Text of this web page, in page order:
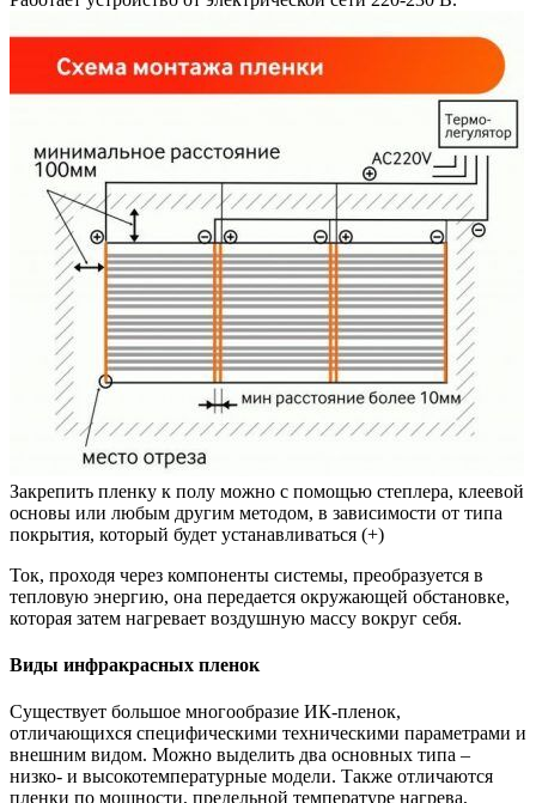
Закрепить пленку к полу можно с помощью степлера, клеевой
основы или любым другим методом, в зависимости от типа
покрытия, который будет устанавливаться (+)
Ток, проходя через компоненты системы, преобразуется в
тепловую энергию, она передается окружающей обстановке,
которая затем нагревает воздушную массу вокруг себя.
Виды инфракрасных пленок
Существует большое многообразие ИК-пленок,
отличающихся специфическими техническими параметрами и
внешним видом. Можно выделить два основных типа –
низко- и высокотемпературные модели. Также отличаются
пленки по мощности, предельной температуре нагрева,